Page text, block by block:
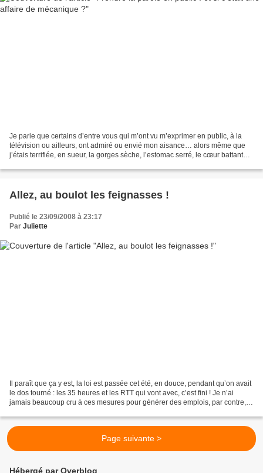
Je parie que certains d’entre vous qui m’ont vu m’exprimer en public, à la
télévision ou ailleurs, ont admiré ou envié mon aisance… alors même que
j’étais terrifiée, en sueur, la gorges sèche, l’estomac serré, le cœur battant
Allez, au boulot les feignasses !
Publié le 23/09/2008 à 23:17
Par Juliette
Il paraît que ça y est, la loi est passée cet été, en douce, pendant qu’on avait
le dos tourné : les 35 heures et les RTT qui vont avec, c’est fini ! Je n’ai
jamais beaucoup cru à ces mesures pour générer des emplois, par contre, je
Page suivante >
Hébergé par Overblog